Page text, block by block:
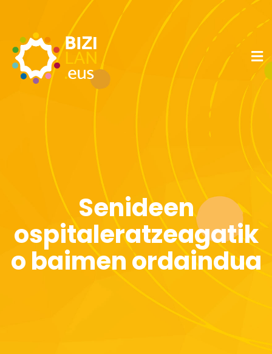
Senideen
ospitaleratzeagatik
o baimen ordaindua